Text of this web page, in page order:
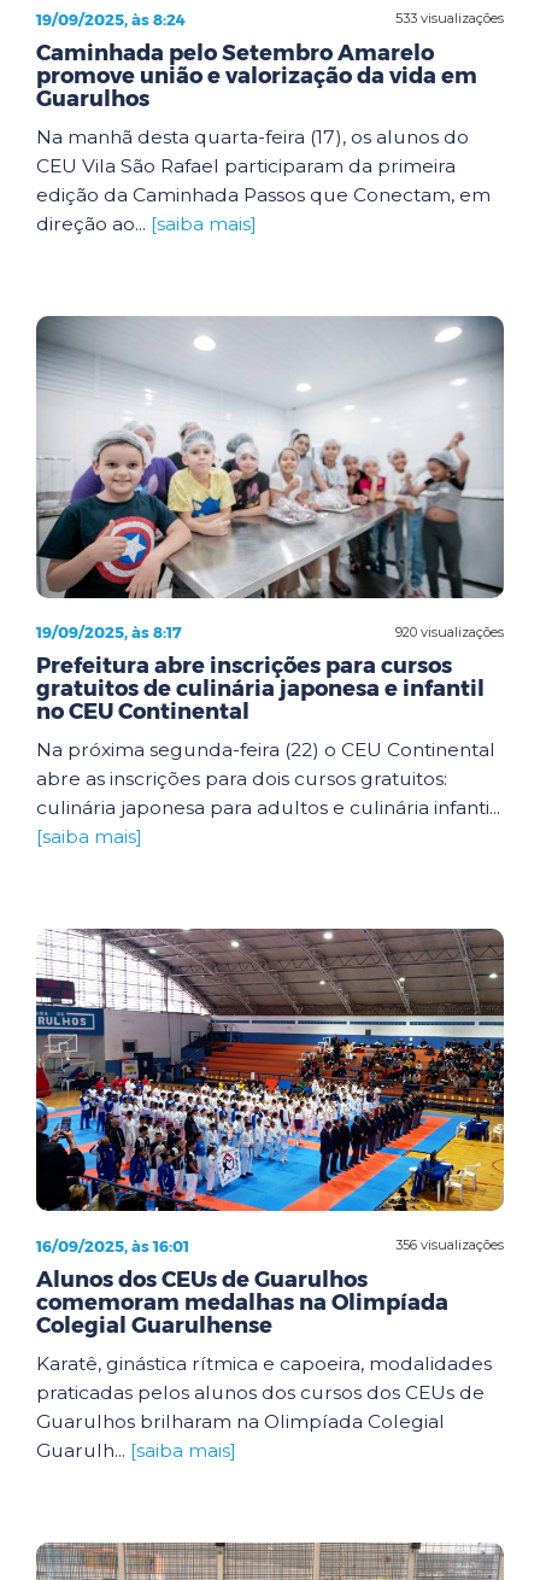
533 visualizações
19/09/2025, às 8:24
Caminhada pelo Setembro Amarelo
promove união e valorização da vida em
Guarulhos
Na manhã desta quarta-feira (17), os alunos do
CEU Vila São Rafael participaram da primeira
edição da Caminhada Passos que Conectam, em
direção ao... [saiba mais]
920 visualizações
19/09/2025, às 8:17
Prefeitura abre inscrições para cursos
gratuitos de culinária japonesa e infantil
no CEU Continental
Na próxima segunda-feira (22) o CEU Continental
abre as inscrições para dois cursos gratuitos:
culinária japonesa para adultos e culinária infanti...
[saiba mais]
356 visualizações
16/09/2025, às 16:01
Alunos dos CEUs de Guarulhos
comemoram medalhas na Olimpíada
Colegial Guarulhense
Karatê, ginástica rítmica e capoeira, modalidades
praticadas pelos alunos dos cursos dos CEUs de
Guarulhos brilharam na Olimpíada Colegial
Guarulh... [saiba mais]